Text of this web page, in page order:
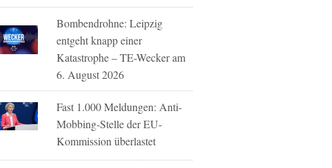
Bombendrohne: Leipzig
entgeht knapp einer
Katastrophe – TE-Wecker am
6. August 2026
Fast 1.000 Meldungen: Anti-
Mobbing-Stelle der EU-
Kommission überlastet